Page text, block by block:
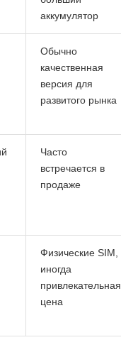
аккумулятор
Обычно
качественная
версия для
развитого рынка
Часто
встречается в
продаже
Физические SIM,
иногда
привлекательная
цена